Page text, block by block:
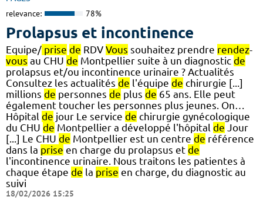
relevance: 78%
Prolapsus et incontinence
Equipe/ prise de RDV Vous souhaitez prendre rendez-
vous au CHU de Montpellier suite à un diagnostic de
prolapsus et/ou incontinence urinaire ? Actualités
Consultez les actualités de l'équipe de chirurgie [...]
millions de personnes de plus de 65 ans. Elle peut
également toucher les personnes plus jeunes. On…
Hôpital de jour Le service de chirurgie gynécologique
du CHU de Montpellier a développé l'hôpital de Jour
[...] Le CHU de Montpellier est un centre de référence
dans la prise en charge du prolapsus et de
l'incontinence urinaire. Nous traitons les patientes à
chaque étape de la prise en charge, du diagnostic au
suivi
18/02/2026 15:25